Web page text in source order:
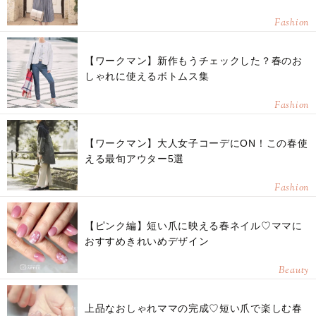
Fashion
【ワークマン】新作もうチェックした？春のお
しゃれに使えるボトムス集
Fashion
【ワークマン】大人女子コーデにON！この春使
える最旬アウター5選
Fashion
【ピンク編】短い爪に映える春ネイル♡ママに
おすすめきれいめデザイン
Beauty
上品なおしゃれママの完成♡短い爪で楽しむ春